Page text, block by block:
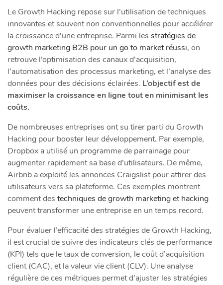
Le Growth Hacking repose sur l’utilisation de techniques
innovantes et souvent non conventionnelles pour accélérer
lacroissanced’une entreprise. Parmi les stratégies de
growth marketing B2B pour un go to market réussi, on
retrouve l’optimisation des canaux d’acquisition,
l’automatisation des processus marketing, et l’analyse des
données pour des décisions éclairées. L’objectif est de
maximiser la croissance en ligne tout en minimisant les
coûts.
De nombreuses entreprises ont su tirer parti du Growth
Hacking pour booster leur développement. Par exemple,
Dropbox a utilisé un programme de parrainage pour
augmenter rapidement sa base d’utilisateurs. De même,
Airbnb a exploité les annonces Craigslist pour attirer des
utilisateurs vers sa plateforme. Ces exemples montrent
comment des techniques de growth marketing et hacking
peuvent transformer une entreprise en un temps record.
Pour évaluer l’efficacité des stratégies de Growth Hacking,
il est crucial de suivre des indicateurs clés de performance
(KPI) tels que le taux de conversion, le coût d’acquisition
client (CAC), et la valeur vie client (CLV). Une analyse
régulière de ces métriques permet d’ajuster les stratégies